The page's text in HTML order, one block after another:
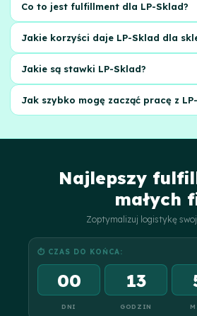
Co to jest fulfillment dla LP-Sklad?
Twoich towarów do klientów
Jakie korzyści daje LP-Sklad dla
profesjonalna obsługa zamówień
Jakie są stawki LP-Sklad?
stronie
Jak szybko mogę zacząć pracę z
w celu konsultacji
Najlepszy
małych
Zoptymalizuj logistykę
⏱ CZAS DO KOŃCA:
00
DNI
13
GODZIN